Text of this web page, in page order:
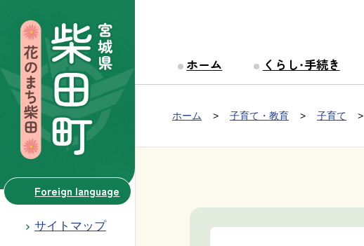
Foreign language
サイトマップ
Group NAV
ホーム くらし・手続き
現在位置：
ホーム 子育て・教育 子育て